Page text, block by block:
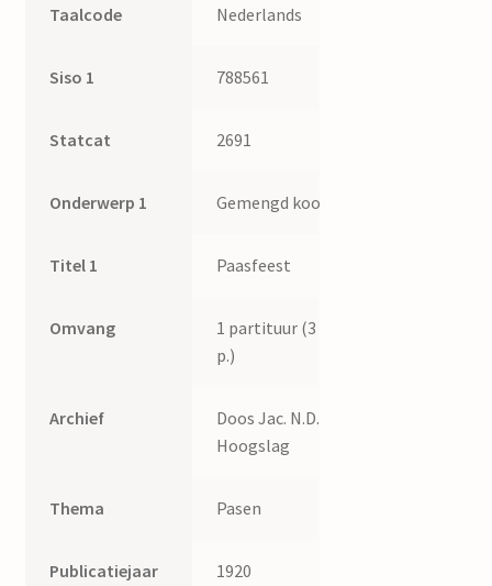
Taalcode Nederlands
Siso 1 788561
Statcat 2691
Onderwerp 1 Gemengd koor
Titel 1 Paasfeest
Omvang
1 partituur (3
p.)
Archief
Doos Jac. N.D.
Hoogslag
Thema Pasen
Publicatiejaar 1920